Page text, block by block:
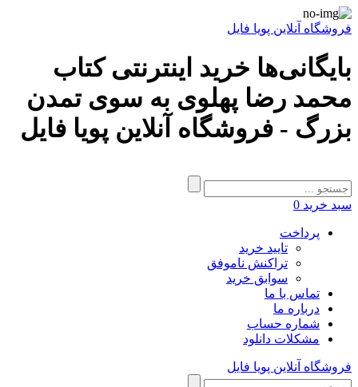
فروشگاه آنلاین پویا فایل
بایگانی‌ها خرید اینترنتی کتاب
محمد رضا پهلوی به سوی تمدن
بزرگ - فروشگاه آنلاین پویا فایل
سبد خرید 0
پرداخت
تایید خرید
تراکنش ناموفق
سوابق خرید
تماس با ما
درباره ما
شماره حساب
مشکلات دانلود
فروشگاه آنلاین پویا فایل